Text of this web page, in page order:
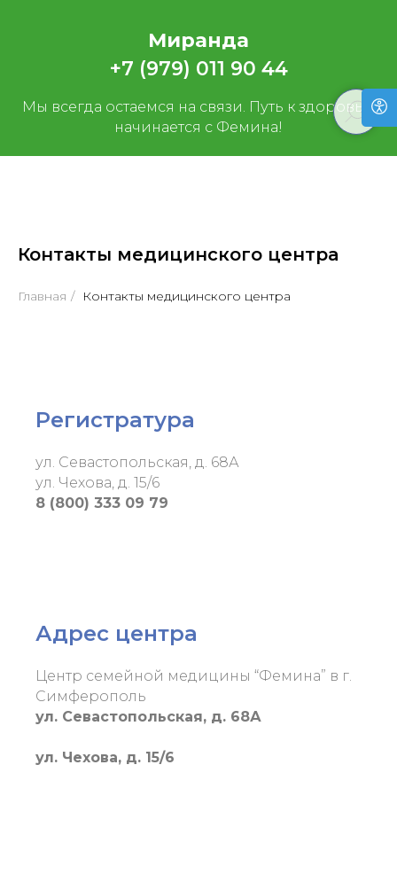
Миранда
+7 (979) 011 90 44
Мы всегда остаемся на связи. Путь к здоровью
начинается с Фемина!
Контакты медицинского центра
Главная / Контакты медицинского центра
Регистратура
ул. Севастопольская, д. 68А
ул. Чехова, д. 15/6
8 (800) 333 09 79
Адрес центра
Центр семейной медицины “Фемина” в г.
Симферополь
ул. Севастопольская, д. 68А
ул. Чехова, д. 15/6